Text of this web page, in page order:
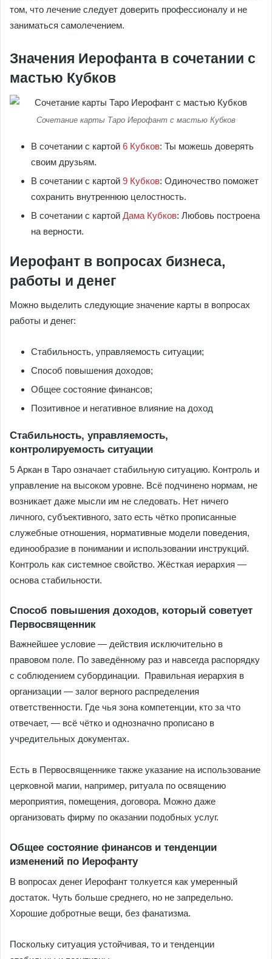
том, что лечение следует доверить профессионалу и не
заниматься самолечением.
Значения Иерофанта в сочетании с
мастью Кубков
Сочетание карты Таро Иерофант с мастью Кубков
В сочетании с картой 6 Кубков: Ты можешь доверять
своим друзьям.
В сочетании с картой 9 Кубков: Одиночество поможет
сохранить внутреннюю целостность.
В сочетании с картой Дама Кубков: Любовь построена
на верности.
Иерофант в вопросах бизнеса,
работы и денег
Можно выделить следующие значение карты в вопросах
работы и денег:
Стабильность, управляемость ситуации;
Способ повышения доходов;
Общее состояние финансов;
Позитивное и негативное влияние на доход
Стабильность, управляемость,
контролируемость ситуации
5 Аркан в Таро означает стабильную ситуацию. Контроль и
управление на высоком уровне. Всё подчинено нормам, не
возникает даже мысли им не следовать. Нет ничего
личного, субъективного, зато есть чётко прописанные
служебные отношения, нормативные модели поведения,
единообразие в понимании и использовании инструкций.
Контроль как системное свойство. Жёсткая иерархия —
основа стабильности.
Способ повышения доходов, который советует
Первосвященник
Важнейшее условие — действия исключительно в
правовом поле. По заведённому раз и навсегда распорядку
с соблюдением субординации. Правильная иерархия в
организации — залог верного распределения
ответственности. Где чья зона компетенции, кто за что
отвечает, — всё чётко и однозначно прописано в
учредительных документах.
Есть в Первосвященнике также указание на использование
церковной магии, например, ритуала по освящению
мероприятия, помещения, договора. Можно даже
организовать фирму по оказании подобных услуг.
Общее состояние финансов и тенденции
изменений по Иерофанту
В вопросах денег Иерофант толкуется как умеренный
достаток. Чуть больше среднего, но не запредельно.
Хорошие добротные вещи, без фанатизма.
Поскольку ситуация устойчивая, то и тенденции